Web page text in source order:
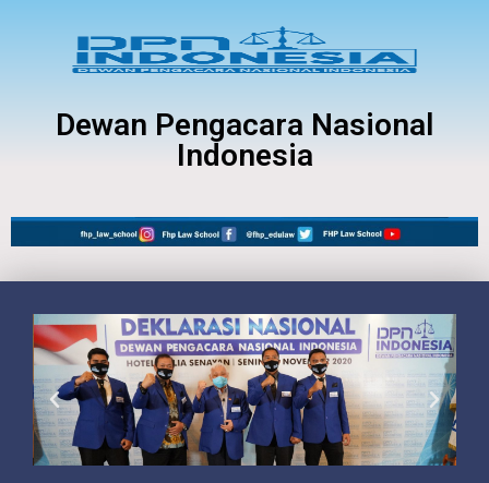
Dewan Pengacara Nasional
Indonesia